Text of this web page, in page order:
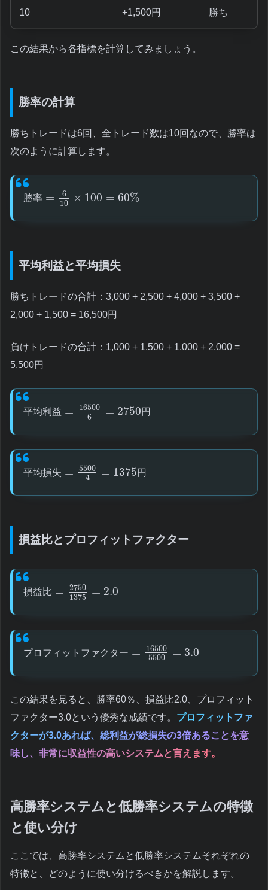
10 +1,500円 勝ち
この結果から各指標を計算してみましょう。
勝率の計算
勝ちトレードは6回、全トレード数は10回なので、勝率は
次のように計算します。
勝率 =
6
10
× 100 = 60%
平均利益と平均損失
勝ちトレードの合計：3,000 + 2,500 + 4,000 + 3,500 +
2,000 + 1,500 = 16,500円
負けトレードの合計：1,000 + 1,500 + 1,000 + 2,000 =
5,500円
平均利 益 =
16500
6
= 2750 円
平均損失 =
5500
4
= 1375 円
損益比とプロフィットファクター
損益比 =
2750
1375
= 2.0
プロ フ ィ ッ ト フ ァク タ ー =
16500
5500
= 3.0
この結果を見ると、勝率60％、損益比2.0、プロフィット
ファクター3.0という優秀な成績です。 プロフィットファ
クターが3.0あれば、総利益が総損失の3倍あることを意
味し、非常に収益性の高いシステムと言えます。
高勝率システムと低勝率システムの特徴
と使い分け
ここでは、高勝率システムと低勝率システムそれぞれの
特徴と、どのように使い分けるべきかを解説します。